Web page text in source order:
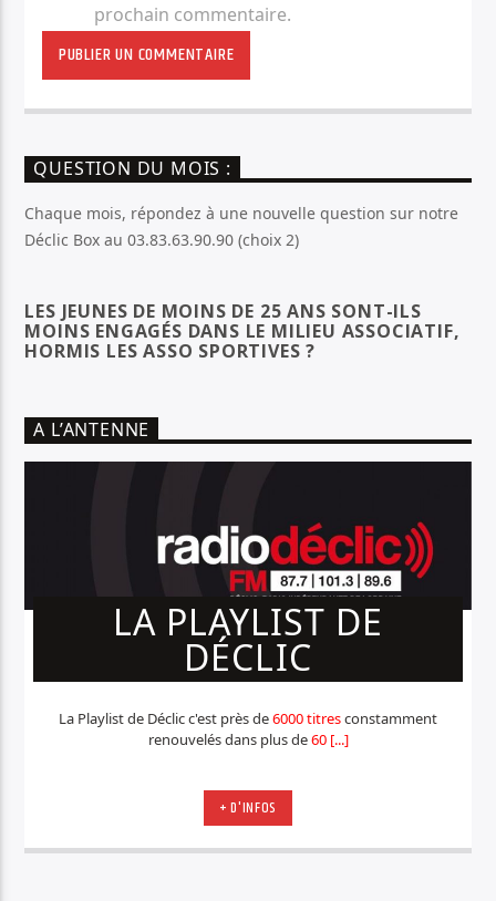
prochain commentaire.
QUESTION DU MOIS :
Chaque mois, répondez à une nouvelle question sur notre
Déclic Box au 03.83.63.90.90 (choix 2)
LES JEUNES DE MOINS DE 25 ANS SONT-ILS
MOINS ENGAGÉS DANS LE MILIEU ASSOCIATIF,
HORMIS LES ASSO SPORTIVES ?
A L’ANTENNE
LA PLAYLIST DE
DÉCLIC
La Playlist de Déclic c'est près de6000 titresconstamment
renouvelés dans plus de60 [...]
+ D'INFOS